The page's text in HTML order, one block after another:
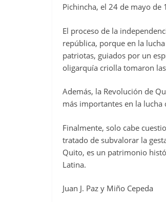
Pichincha, el 24 de mayo de
El proceso de la
república, porque en la
patriotas, guiados por un
oligarquía criolla tomaron
Además, la Revolución de
más importantes en la
Finalmente, solo cabe
tratado de subvalorar la
Quito, es un patrimonio
Latina.
Juan J. Paz y Miño Cepeda